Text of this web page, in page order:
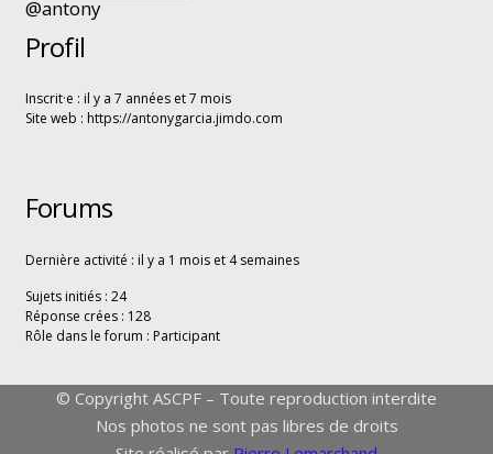
@antony
Profil
Inscrit·e : il y a 7 années et 7 mois
Site web : https://antonygarcia.jimdo.com
Forums
Dernière activité : il y a 1 mois et 4 semaines
Sujets initiés : 24
Réponse crées : 128
Rôle dans le forum : Participant
© Copyright ASCPF – Toute reproduction interdite
Nos photos ne sont pas libres de droits